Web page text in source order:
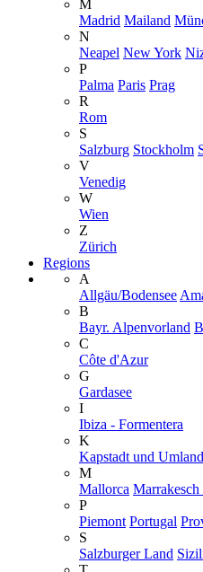
M
Madrid Mailand
N
Neapel New York
P
Palma Paris Prag
R
Rom
S
Salzburg Stockholm
V
Venedig
W
Wien
Z
Zürich
Regions
A
Allgäu/Bodensee
B
Bayr. Alpenvorland
C
Côte d'Azur
G
Gardasee
I
Ibiza - Formentera
K
Kapstadt und Umland
M
Mallorca
P
Piemont Portugal
S
Salzburger Land